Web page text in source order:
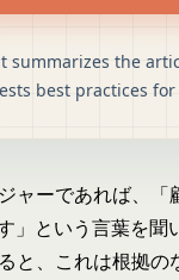
summarizes the
best practices
ャーであれば、「
」という言葉を聞
と、これは根拠の